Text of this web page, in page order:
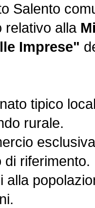
Salento
relativo alla
Imprese"
tipico
rurale.
di riferimento.
alla